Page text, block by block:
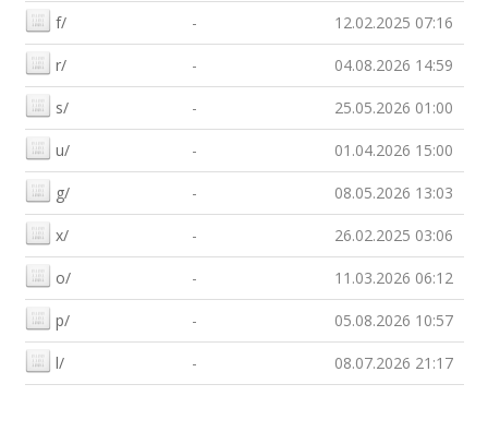
f/ - 12.02.2025 07:16
r/ - 04.08.2026 14:59
s/ - 25.05.2026 01:00
u/ - 01.04.2026 15:00
g/ - 08.05.2026 13:03
x/ - 26.02.2025 03:06
o/ - 11.03.2026 06:12
p/ - 05.08.2026 10:57
l/ - 08.07.2026 21:17